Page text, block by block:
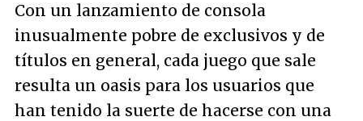
Con un lanzamiento de consola
inusualmente pobre de exclusivos y de
títulos en general, cada juego que sale
resulta un oasis para los usuarios que
han tenido la suerte de hacerse con una